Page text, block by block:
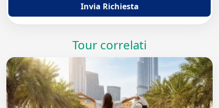
Invia Richiesta
Tour correlati